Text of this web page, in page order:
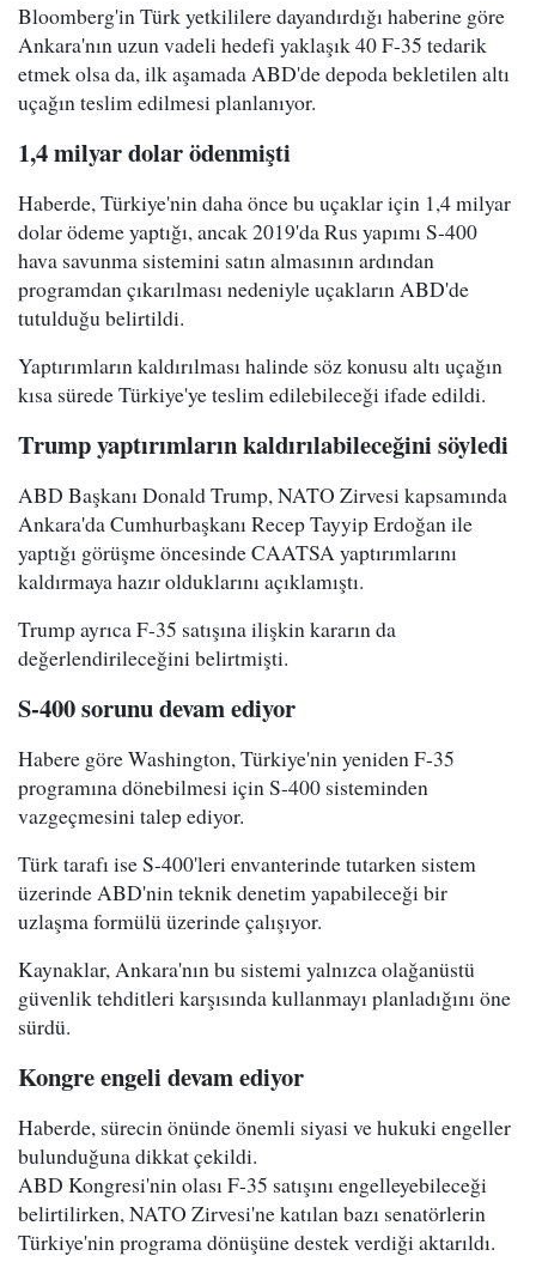
Bloomberg'in Türk yetkililere dayandırdığı haberine göre
Ankara'nın uzun vadeli hedefi yaklaşık 40 F-35 tedarik
etmek olsa da, ilk aşamada ABD'de depoda bekletilen altı
uçağın teslim edilmesi planlanıyor.
1,4 milyar dolar ödenmişti
Haberde, Türkiye'nin daha önce bu uçaklar için 1,4 milyar
dolar ödeme yaptığı, ancak 2019'da Rus yapımı S-400
hava savunma sistemini satın almasının ardından
programdan çıkarılması nedeniyle uçakların ABD'de
tutulduğu belirtildi.
Yaptırımların kaldırılması halinde söz konusu altı uçağın
kısa sürede Türkiye'ye teslim edilebileceği ifade edildi.
Trump yaptırımların kaldırılabileceğini söyledi
ABD Başkanı Donald Trump, NATO Zirvesi kapsamında
Ankara'da Cumhurbaşkanı Recep Tayyip Erdoğan ile
yaptığı görüşme öncesinde CAATSA yaptırımlarını
kaldırmaya hazır olduklarını açıklamıştı.
Trump ayrıca F-35 satışına ilişkin kararın da
değerlendirileceğini belirtmişti.
S-400 sorunu devam ediyor
Habere göre Washington, Türkiye'nin yeniden F-35
programına dönebilmesi için S-400 sisteminden
vazgeçmesini talep ediyor.
Türk tarafı ise S-400'leri envanterinde tutarken sistem
üzerinde ABD'nin teknik denetim yapabileceği bir
uzlaşma formülü üzerinde çalışıyor.
Kaynaklar, Ankara'nın bu sistemi yalnızca olağanüstü
güvenlik tehditleri karşısında kullanmayı planladığını öne
sürdü.
Kongre engeli devam ediyor
Haberde, sürecin önünde önemli siyasi ve hukuki engeller
bulunduğuna dikkat çekildi.
ABD Kongresi'nin olası F-35 satışını engelleyebileceği
belirtilirken, NATO Zirvesi'ne katılan bazı senatörlerin
Türkiye'nin programa dönüşüne destek verdiği aktarıldı.